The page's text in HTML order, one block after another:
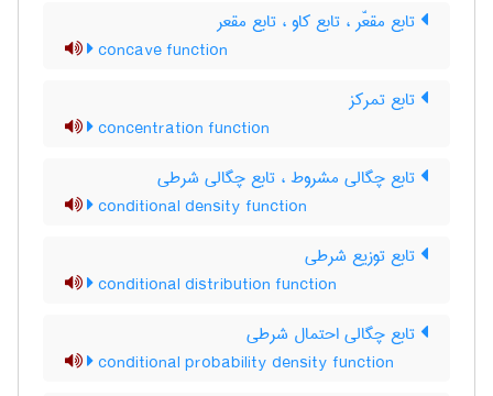
تابع مقعّر ، تابع کاو ، تابع مقعر
concave function
تابع تمرکز
concentration function
تابع چگالی مشروط ، تابع چگالی شرطی
conditional density function
تابع توزیع شرطی
conditional distribution function
تابع چگالی احتمال شرطی
conditional probability density function